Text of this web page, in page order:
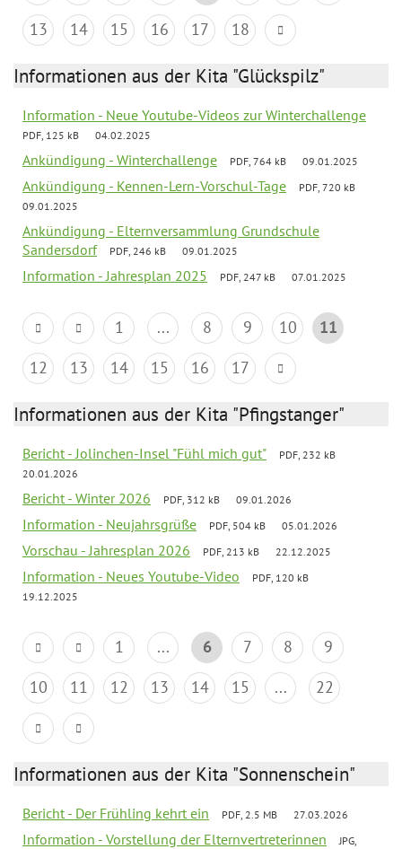
13
14 15 16 17 18
Informationen aus der Kita "Glückspilz"
Information - Neue Youtube-Videos zur Winterchallenge
PDF, 125 kB 04.02.2025
Ankündigung - Winterchallenge PDF, 764 kB 09.01.2025
Ankündigung - Kennen-Lern-Vorschul-Tage
PDF, 720 kB
09.01.2025
Ankündigung - Elternversammlung Grundschule
Sandersdorf
PDF, 246 kB 09.01.2025
Information - Jahresplan 2025 PDF, 247 kB 07.01.2025
1 ... 8 9 10
11
12
13 14 15 16 17
Informationen aus der Kita "Pfingstanger"
Bericht - Jolinchen-Insel "Fühl mich gut"
PDF, 232 kB
20.01.2026
Bericht - Winter 2026 PDF, 312 kB 09.01.2026
Information - Neujahrsgrüße PDF, 504 kB 05.01.2026
Vorschau - Jahresplan 2026 PDF, 213 kB 22.12.2025
Information - Neues Youtube-Video
PDF, 120 kB
19.12.2025
1 ... 6 7 8
9
10
11 12 13 14 15 ... 22
Informationen aus der Kita "Sonnenschein"
Bericht - Der Frühling kehrt ein PDF, 2.5 MB 27.03.2026
Information - Vorstellung der Elternvertreterinnen
JPG,